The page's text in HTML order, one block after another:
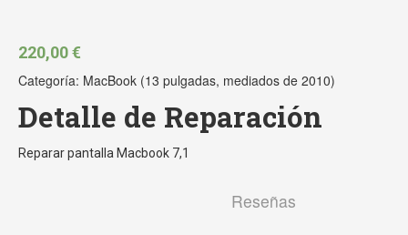
220,00€
Categoría: MacBook (13 pulgadas, mediados de 2010)
Detalle de Reparación
Reparar pantalla Macbook 7,1
Reseñas